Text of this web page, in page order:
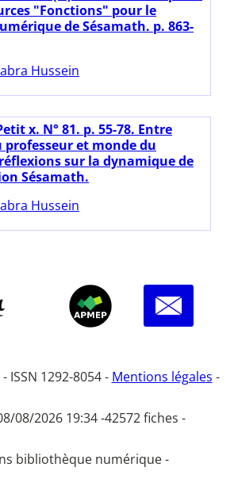
"Fonctions" pour le
de Sésamath. p. 863-
Hussein
x. N° 81. p. 55-78. Entre
professeur et monde du
sur la dynamique de
Sésamath.
Hussein
ISSN 1292-8054 - Mentions légales -
08/2026 19:34 -42572 fiches -
bibliothèque numérique -